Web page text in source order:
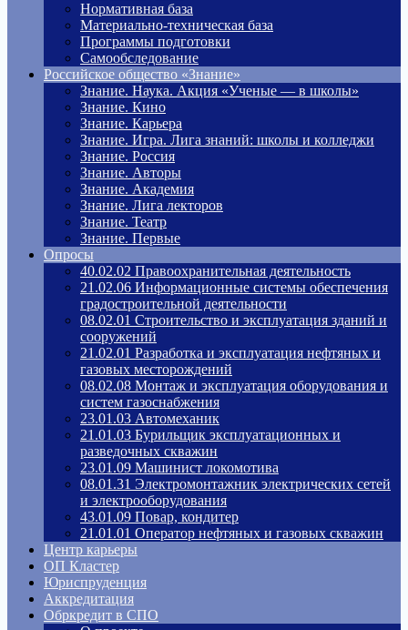
Нормативная база
Материально-техническая база
Программы подготовки
Самообследование
Российское общество «Знание»
Знание. Наука. Акция «Ученые — в школы»
Знание. Кино
Знание. Карьера
Знание. Игра. Лига знаний: школы и колледжи
Знание. Россия
Знание. Авторы
Знание. Академия
Знание. Лига лекторов
Знание. Театр
Знание. Первые
Опросы
40.02.02 Правоохранительная деятельность
21.02.06 Информационные системы обеспечения
градостроительной деятельности
08.02.01 Строительство и эксплуатация зданий и
сооружений
21.02.01 Разработка и эксплуатация нефтяных и
газовых месторождений
08.02.08 Монтаж и эксплуатация оборудования и
систем газоснабжения
23.01.03 Автомеханик
21.01.03 Бурильщик эксплуатационных и
разведочных скважин
23.01.09 Машинист локомотива
08.01.31 Электромонтажник электрических сетей
и электрооборудования
43.01.09 Повар, кондитер
21.01.01 Оператор нефтяных и газовых скважин
Центр карьеры
ОП Кластер
Юриспруденция
Аккредитация
Обркредит в СПО